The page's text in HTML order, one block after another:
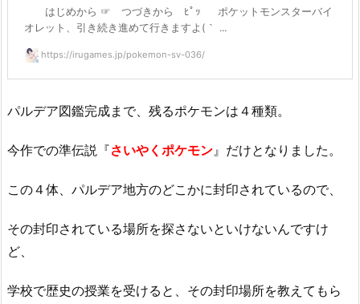
はじめから ☞ つづきから ﾋﾟｯ ポケットモンスターバイ
オレット、引き続き進めて行きますよ(｀ ...
https://irugames.jp/pokemon-sv-036/
パルデア図鑑完成まで、残るポケモンは４種類。
今作での準伝説『さいやくポケモン』だけとなりました。
この４体、パルデア地方のどこかに封印されているので、
その封印されている場所を探さないといけないんですけ
ど、
学校で歴史の授業を受けると、その封印場所を教えてもら